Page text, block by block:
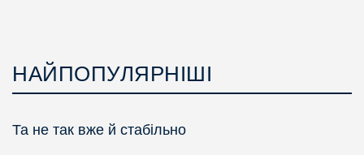
НАЙПОПУЛЯРНІШІ
Та не так вже й стабільно